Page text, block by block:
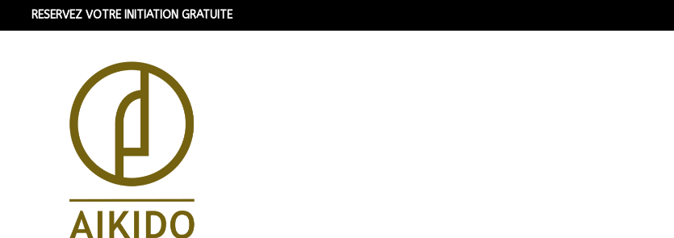
RESERVEZ VOTRE INITIATION GRATUITE